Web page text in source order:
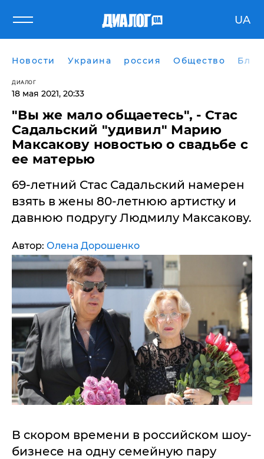
UA
Новости Украина россия Общество
ДИАЛОГ
18 мая 2021, 20:33
"Вы же мало общаетесь", - Стас
Садальский "удивил" Марию
Максакову новостью о свадьбе с
ее матерью
69-летний Стас Садальский намерен
взять в жены 80-летнюю артистку и
давнюю подругу Людмилу Максакову.
Автор: Олена Дорошенко
В скором времени в российском шоу-
бизнесе на одну семейную пару